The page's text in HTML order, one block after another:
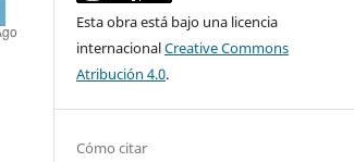
Esta obra está bajo una licencia
internacionalCreative Commons
Atribución 4.0.
Cómo citar